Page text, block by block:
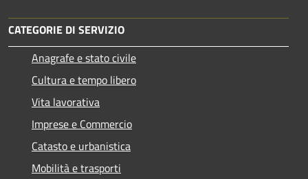
CATEGORIE DI SERVIZIO
Anagrafe e stato civile
Cultura e tempo libero
Vita lavorativa
Imprese e Commercio
Catasto e urbanistica
Mobilità e trasporti